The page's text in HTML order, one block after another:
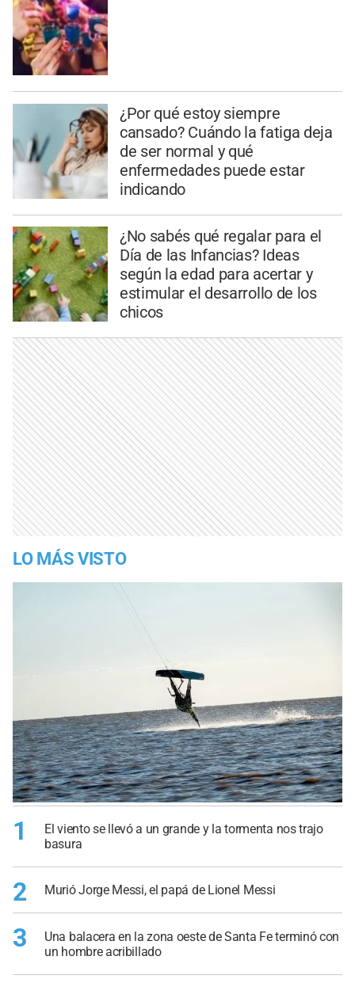
¿Por qué estoy siempre
cansado? Cuándo la fatiga deja
de ser normal y qué
enfermedades puede estar
indicando
¿No sabés qué regalar para el
Día de las Infancias? Ideas
según la edad para acertar y
estimular el desarrollo de los
chicos
LO MÁS VISTO
1
El viento se llevó a un grande y la tormenta nos trajo
basura
2 Murió Jorge Messi, el papá de Lionel Messi
3
Una balacera en la zona oeste de Santa Fe terminó con
un hombre acribillado